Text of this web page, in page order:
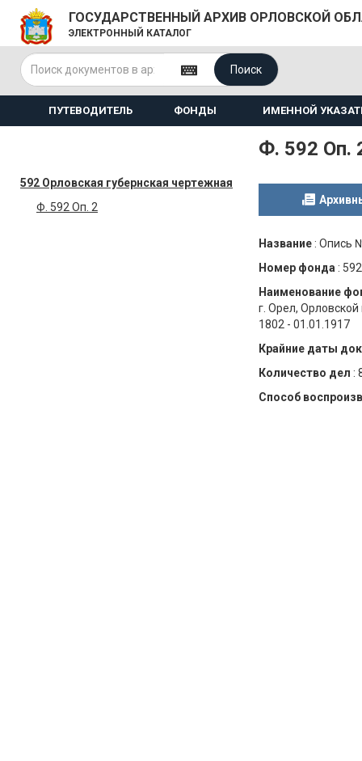
ГОСУДАРСТВЕННЫЙ АРХИВ ОРЛОВСКОЙ
ЭЛЕКТРОННЫЙ КАТАЛОГ
Поиск
ПУТЕВОДИТЕЛЬ ФОНДЫ ИМЕННОЙ
592 Орловская губернская чертежная
Ф. 592 Оп. 2
Ф. 592 Оп.
Название : Опись
Номер фонда : 592
Наименование
г. Орел, Орловской
1802 - 01.01.1917
Крайние даты
Количество дел :
Способ